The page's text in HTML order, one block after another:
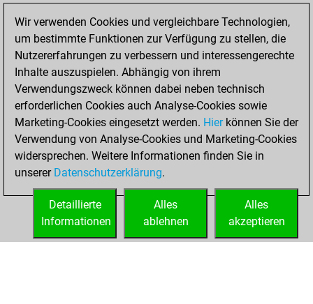
You achieved a
BeautyScore of 21
Fritz
You
achieved a new Elo
of 1590
You created
your Fritz account
You played 3
blitz games
Play
You scored +0
=0 -3 in blitz
Wir verwenden Cookies und vergleichbare Technologien,
um bestimmte Funktionen zur Verfügung zu stellen, die
Nutzererfahrungen zu verbessern und interessengerechte
Inhalte auszuspielen. Abhängig von ihrem
Verwendungszweck können dabei neben technisch
erforderlichen Cookies auch Analyse-Cookies sowie
Marketing-Cookies eingesetzt werden. Hierkönnen Sie der
Verwendung von Analyse-Cookies und Marketing-Cookies
widersprechen. Weitere Informationen finden Sie in
unserer Datenschutzerklärung.
Alles
akzeptieren
Alles
ablehnen
Detaillierte
Informationen